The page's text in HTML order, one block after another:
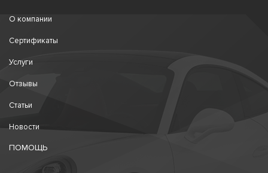
О компании
Сертификаты
Услуги
Отзывы
Статьи
Новости
ПОМОЩЬ